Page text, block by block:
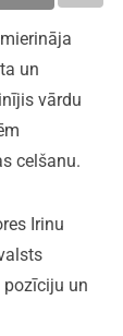
un
vārdu
celšanu.
Irinu
pozīciju un